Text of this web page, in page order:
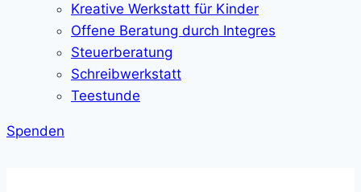
Kreative Werkstatt für Kinder
Offene Beratung durch Integres
Steuerberatung
Schreibwerkstatt
Teestunde
Spenden